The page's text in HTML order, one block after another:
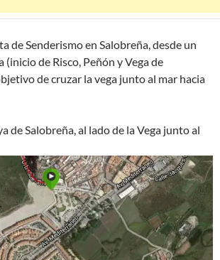
de Senderismo en Salobreña, desde un
de Risco, Peñón y Vega de
de cruzar la vega junto al mar hacia
de Salobreña, al lado de la Vega junto al